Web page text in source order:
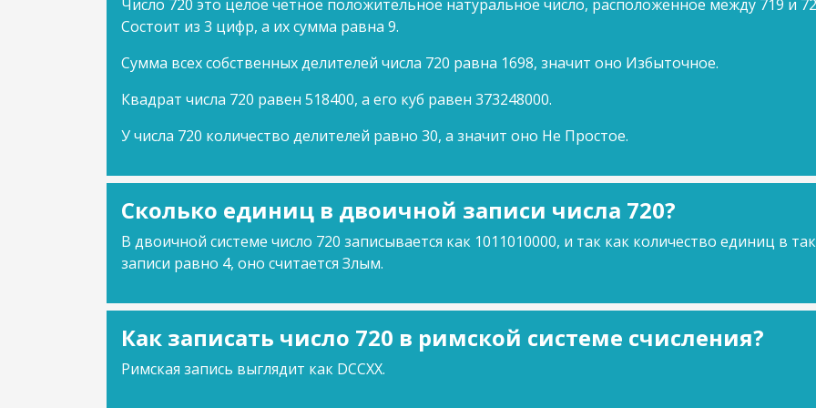
Число 720 это целое четное положительное натуральное число, расположенное между 719 и
Состоит из 3 цифр, а их сумма равна 9.
Сумма всех собственных делителей числа 720 равна 1698, значит оно Избыточное.
Квадрат числа 720 равен 518400, а его куб равен 373248000.
У числа 720 количество делителей равно 30, а значит оно Не Простое.
Сколько единиц в двоичной записи числа 720?
В двоичной системе число 720 записывается как 1011010000, и так как количество единиц в
записи равно 4, оно считается Злым.
Как записать число 720 в римской системе счисления?
Римская запись выглядит как DCCXX.